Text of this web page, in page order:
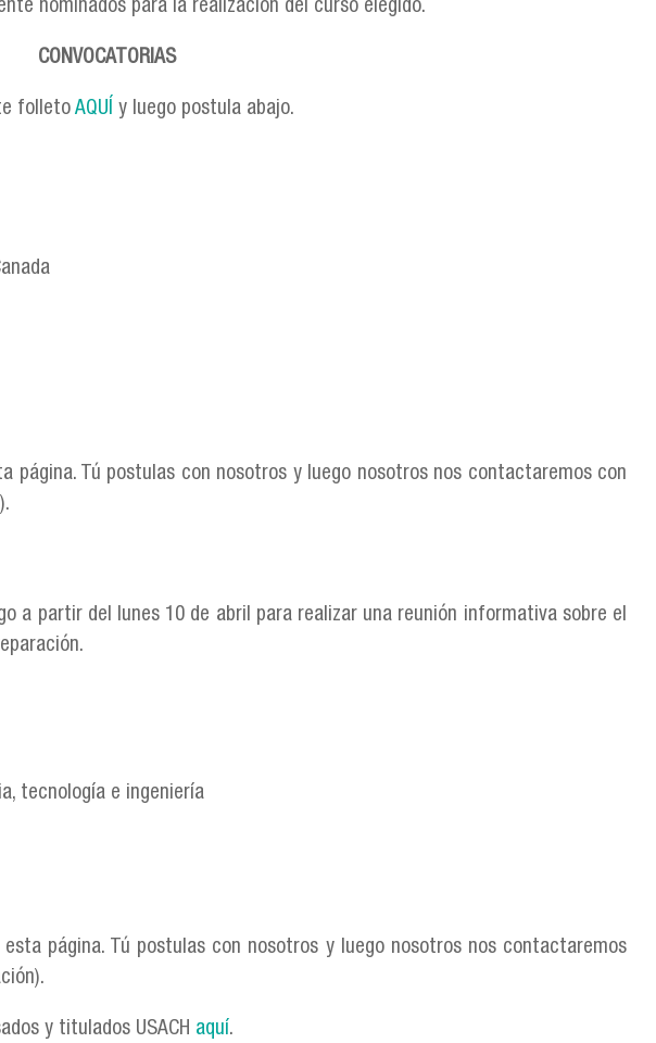
nominados para la realización del curso elegido.
CONVOCATORIAS
folleto AQUÍ y luego postula abajo.
página. Tú postulas con nosotros y luego nosotros nos contactaremos con
a partir del lunes 10 de abril para realizar una reunión informativa sobre el
tecnología e ingeniería
página. Tú postulas con nosotros y luego nosotros nos contactaremos
y titulados USACH aquí.